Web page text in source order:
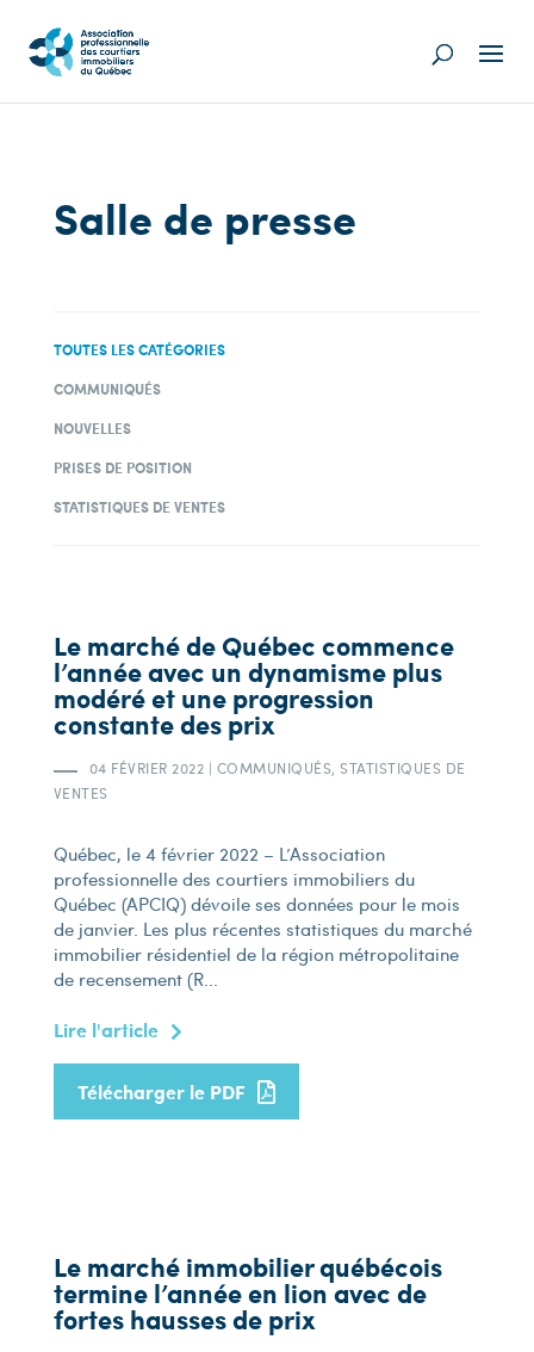
Salle de presse
TOUTES LES CATÉGORIES
COMMUNIQUÉS
NOUVELLES
PRISES DE POSITION
STATISTIQUES DE VENTES
Le marché de Québec commence
l’année avec un dynamisme plus
modéré et une progression
constante des prix
04 FÉVRIER 2022 | COMMUNIQUÉS, STATISTIQUES DE
VENTES
Québec, le 4 février 2022 – L’Association
professionnelle des courtiers immobiliers du
Québec (APCIQ) dévoile ses données pour le mois
de janvier. Les plus récentes statistiques du marché
immobilier résidentiel de la région métropolitaine
de recensement (R...
Lire l'article
Télécharger le PDF
Le marché immobilier québécois
termine l’année en lion avec de
fortes hausses de prix